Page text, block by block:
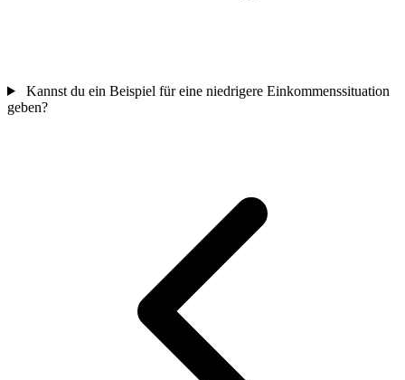
Kannst du ein Beispiel für eine niedrigere Einkommenssituation
geben?